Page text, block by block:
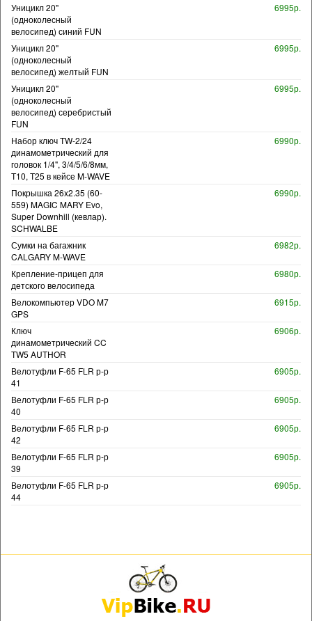
Уницикл 20"
(одноколесный
велосипед) синий FUN
6995р.
Уницикл 20"
(одноколесный
велосипед) желтый FUN
6995р.
Уницикл 20"
(одноколесный
велосипед) серебристый
FUN
6995р.
Набор ключ TW-2/24
динамометрический для
головок 1/4", 3/4/5/6/8мм,
T10, T25 в кейсе M-WAVE
6990р.
Покрышка 26x2.35 (60-
559) MAGIC MARY Evo,
Super Downhill (кевлар).
SCHWALBE
6990р.
Сумки на багажник
CALGARY M-WAVE
6982р.
Крепление-прицеп для
детского велосипеда
6980р.
Велокомпьютер VDO M7
GPS
6915р.
Ключ
динамометрический CC
TW5 AUTHOR
6906р.
Велотуфли F-65 FLR р-р
41
6905р.
Велотуфли F-65 FLR р-р
40
6905р.
Велотуфли F-65 FLR р-р
42
6905р.
Велотуфли F-65 FLR р-р
39
6905р.
Велотуфли F-65 FLR р-р
44
6905р.